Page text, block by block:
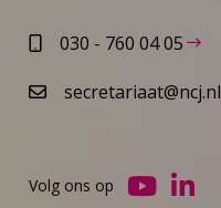
030 - 760 04 05
secretariaat@ncj.nl
Volg ons op
Ga Ga